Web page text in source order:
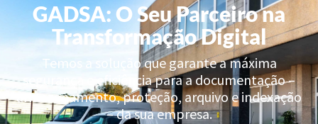
GADSA: O Seu Parceiro na
Transformação Digital
Temos a solução que garante a máxima
segurança e eficiência para a documentação –
armazenamento, proteção, arquivo e indexação
– da sua empresa.